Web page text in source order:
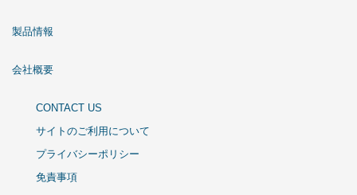
製品情報
会社概要
CONTACT US
サイトのご利用について
プライバシーポリシー
免責事項